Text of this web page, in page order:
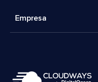
Empresa